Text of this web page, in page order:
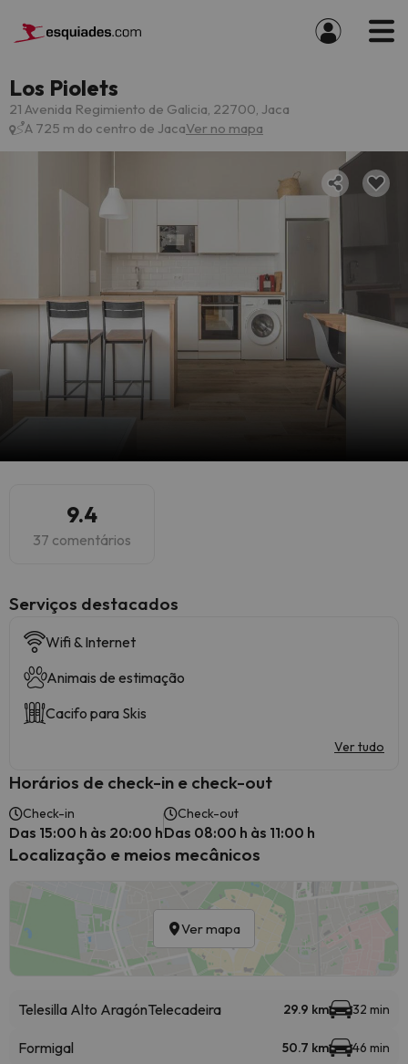
Los Piolets
21 Avenida Regimiento de Galicia, 22700, Jaca
A 725 m do centro de JacaVer no mapa
9.4
37 comentários
Serviços destacados
Wifi & Internet
Animais de estimação
Cacifo para Skis
Ver tudo
Horários de check-in e check-out
Check-in
Das 15:00 h às 20:00 h
Check-out
Das 08:00 h às 11:00 h
Localização e meios mecânicos
Ver mapa
Telesilla Alto AragónTelecadeira 29.9 km 32 min
Formigal 50.7 km 46 min